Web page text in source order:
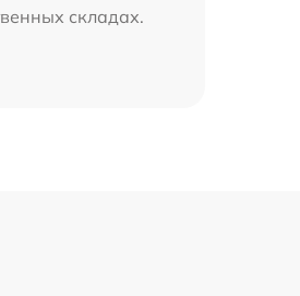
складах.